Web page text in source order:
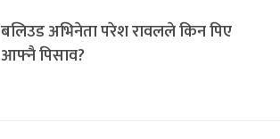
बलिउड अभिनेता परेश रावलले किन पिए
आफ्नै पिसाव?